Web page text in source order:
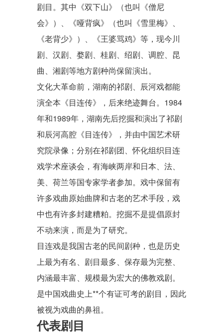
剧目。其中 《双下山》 （也叫 《僧尼
会》 ）、 《哑背疯》 （也叫 《雪里梅》 、
《老背少》 ）、《王婆骂鸡》等，现今川
剧、 汉剧、 婺剧、 桂剧、绍剧、 调腔、 昆
曲、 湘剧等地方剧种尚保留演出。
文化大革命前，湖南的祁剧、 辰河戏都能
演全本《目连传》，后来绝迹舞台。1984
年和1989年，湖南先后挖掘和演出了祁剧
和辰河高腔 《目连传》，并由中国艺术研
究院录像；分别在祁剧团、怀化组织目连
戏学术座谈会，有海峡两岸和日本、 法、
美、荷兰等国专家学者参加。戏中保留有
许多戏曲原始曲牌和古老的艺术手段，戏
中也有许多封建糟粕。挖掘不是提倡原封
不动来演，而是为了研究。
目连戏是我国古老的民间剧种，也是历史
上最为有名、剧目最多、保存最为完整、
内涵最丰富、规模最为宏大的佛教戏剧。
是中国戏曲史上**个有证可考的剧目，因此
被视为戏曲的鼻祖。
代表剧目